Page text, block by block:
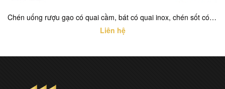
Chén uống rượu gạo có quai cầm, bát có quai inox, chén sốt có quai INOX TRẮNG
Liên hệ